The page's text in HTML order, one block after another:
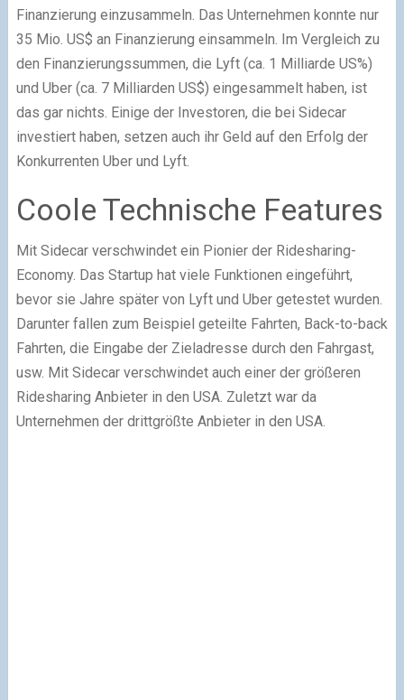
Finanzierung einzusammeln. Das Unternehmen konnte nur
35 Mio. US$ an Finanzierung einsammeln. Im Vergleich zu
den Finanzierungssummen, die Lyft (ca. 1 Milliarde US%)
und Uber (ca. 7 Milliarden US$) eingesammelt haben, ist
das gar nichts. Einige der Investoren, die bei Sidecar
investiert haben, setzen auch ihr Geld auf den Erfolg der
Konkurrenten Uber und Lyft.
Coole Technische Features
Mit Sidecar verschwindet ein Pionier der Ridesharing-
Economy. Das Startup hat viele Funktionen eingeführt,
bevor sie Jahre später von Lyft und Uber getestet wurden.
Darunter fallen zum Beispiel geteilte Fahrten, Back-to-back
Fahrten, die Eingabe der Zieladresse durch den Fahrgast,
usw. Mit Sidecar verschwindet auch einer der größeren
Ridesharing Anbieter in den USA. Zuletzt war da
Unternehmen der drittgrößte Anbieter in den USA.